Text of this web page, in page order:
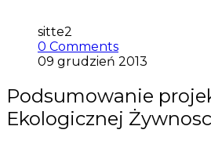
sitte2
0 Comments
09 grudzień 2013
Podsumowanie
Ekologicznej